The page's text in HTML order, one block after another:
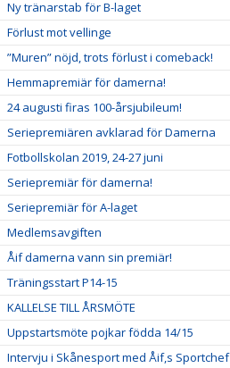
Ny tränarstab för B-laget
Förlust mot vellinge
”Muren” nöjd, trots förlust i comeback!
Hemmapremiär för damerna!
24 augusti firas 100-årsjubileum!
Seriepremiären avklarad för Damerna
Fotbollskolan 2019, 24-27 juni
Seriepremiär för damerna!
Seriepremiär för A-laget
Medlemsavgiften
Åif damerna vann sin premiär!
Träningsstart P14-15
KALLELSE TILL ÅRSMÖTE
Uppstartsmöte pojkar födda 14/15
Intervju i Skånesport med Åif,s Sportchef